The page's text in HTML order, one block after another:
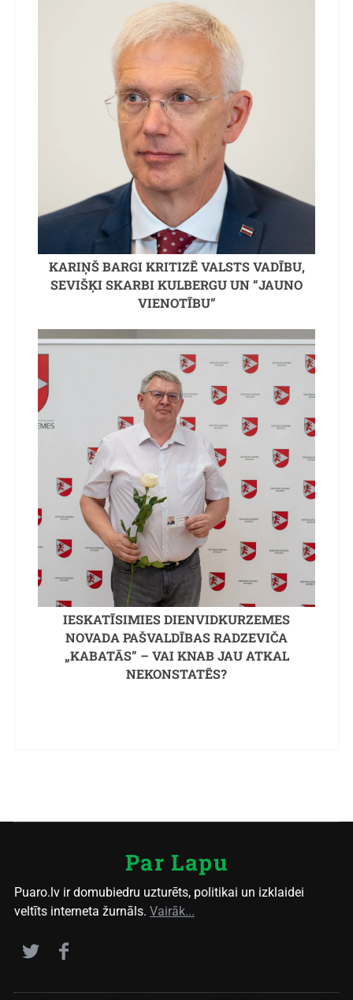
KARIŅŠ BARGI KRITIZĒ VALSTS VADĪBU,
SEVIŠĶI SKARBI KULBERGU UN “JAUNO
VIENOTĪBU”
IESKATĪSIMIES DIENVIDKURZEMES
NOVADA PAŠVALDĪBAS RADZEVIČA
„KABATĀS” – VAI KNAB JAU ATKAL
NEKONSTATĒS?
Par Lapu
Puaro.lv ir domubiedru uzturēts, politikai un izklaidei
veltīts interneta žurnāls. Vairāk...